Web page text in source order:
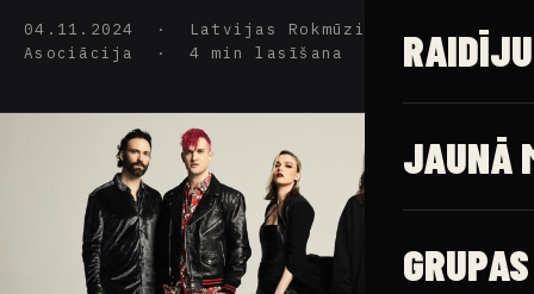
JAUNĀ
GRUPAS
04.11.2024 · Latvijas Rokmūzikas
Asociācija · 4 min lasīšana